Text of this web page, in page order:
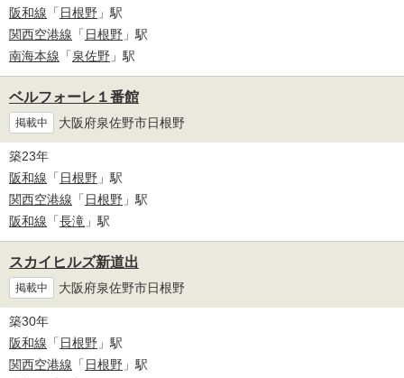
阪和線 「 日根野 」駅
関西空港線 「 日根野 」駅
南海本線 「泉佐野 」駅
ベルフォーレ１番館
掲載中 大阪府泉佐野市日根野
築23年
阪和線 「 日根野 」駅
関西空港線 「 日根野 」駅
阪和線 「長滝 」駅
スカイヒルズ新道出
掲載中 大阪府泉佐野市日根野
築30年
阪和線 「 日根野 」駅
関西空港線 「 日根野 」駅